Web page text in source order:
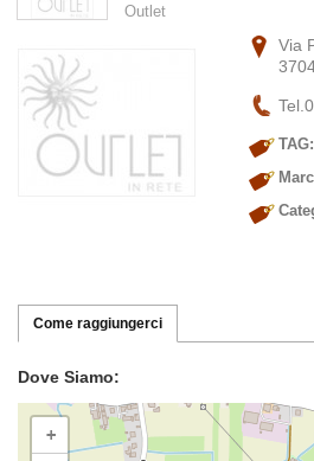
Outlet
Via
TAG:
Come raggiungerci
Dove Siamo:
+